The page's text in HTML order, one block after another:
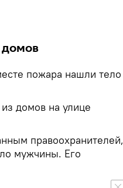
пожара нашли тело
домов на улице
правоохранителей,
мужчины. Его